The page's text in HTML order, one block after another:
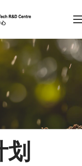
登录
EN 繁 简
划